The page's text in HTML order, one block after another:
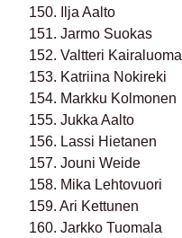
150. Ilja Aalto
151. Jarmo Suokas
152. Valtteri Kairaluoma
153. Katriina Nokireki
154. Markku Kolmonen
155. Jukka Aalto
156. Lassi Hietanen
157. Jouni Weide
158. Mika Lehtovuori
159. Ari Kettunen
160. Jarkko Tuomala